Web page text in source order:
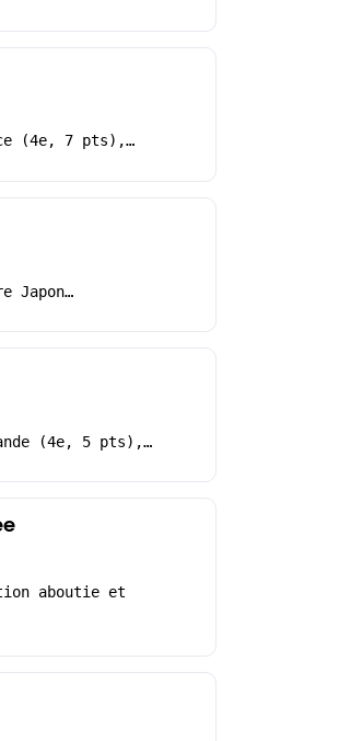
(4e, 7 pts),…
Japon…
(4e, 5 pts),…
aboutie et